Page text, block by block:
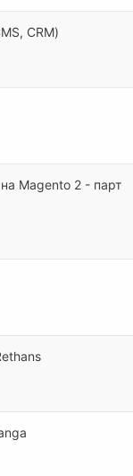
CRM)
Magento 2 - парт